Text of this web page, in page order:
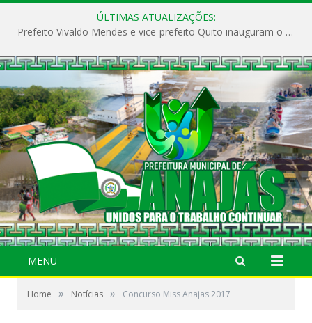
ÚLTIMAS ATUALIZAÇÕES:
DIA “D” DA BUSCA ATIVA ESCOLAR “No Marajó, criança fora da escola não pode
MENU
Home » Notícias » Concurso Miss Anajas 2017